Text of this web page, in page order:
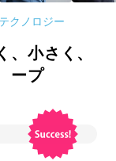
クノロジー
小さく、
ープ